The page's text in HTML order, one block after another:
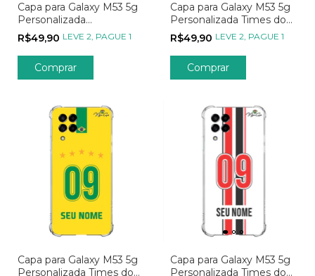
Capa para Galaxy M53 5g
Personalizada
Metadinhas My Person -
Parte 01
R$49,90 LEVE 2, PAGUE 1
Capa para Galaxy M53 5g
Personalizada Times do
Coração Internacionais
R$49,90 LEVE 2, PAGUE 1
Capa para Galaxy M53 5g
Personalizada Times do
Capa para Galaxy M53 5g
Personalizada Times do